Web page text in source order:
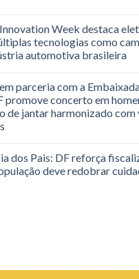
Week destaca
tecnologias como
automotiva brasileira
parceria com a
promove concerto em
de jantar harmonizado com
dos Pais: DF reforça
deve redobrar